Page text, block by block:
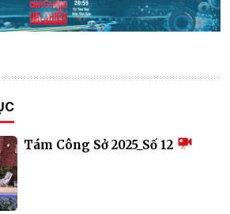
Tám Công Sở 2025_Số 12